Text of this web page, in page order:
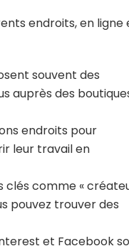
endroits, en ligne
souvent des
auprès des
endroits pour
leur travail en
clés comme «
pouvez trouver des
et Facebook